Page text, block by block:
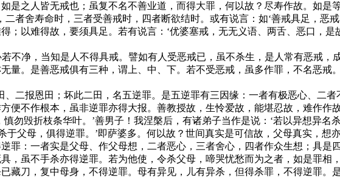
是之人皆无戒也；虽复不名不善业道，而得大罪，何以故？尽寿作故。如是
者舍寿命时，三者受善戒时，四者断欲结时。或有说言：如‘善戒具足，恶
；以难得故，要须具足。若有说言：‘优婆塞戒，无无义语、两舌、恶口，
不净，当知是人不得具戒。譬如有人受恶戒已，虽不杀生，是人常有恶戒
量。是善恶戒俱有三种，谓上、中、下。若不受恶戒，虽多作罪，不名恶戒
二报恩田；坏此二田，名五逆罪。是五逆罪有三因缘：一者有极恶心、二
便不作根本，虽非逆罪亦得大报。善教授故，生怜爱故，能堪忍故，难作
勿毁折枝条华叶。’善男子！我涅槃后，有诸弟子当作是说：‘若以异想异
于父母，俱得逆罪。’即萨婆多。何以故？世间真实是可信故，父母真实，
罪：一者实是父母、作父母想，二者恶心，三者舍心，四者作众生想；具
，虽不手杀亦得逆罪。若为他使，令杀父母，啼哭忧愁而为之者，如是罪
藏刀，复中母身，不得逆罪。母有异见，儿有异杀，但得杀罪，不得逆罪。